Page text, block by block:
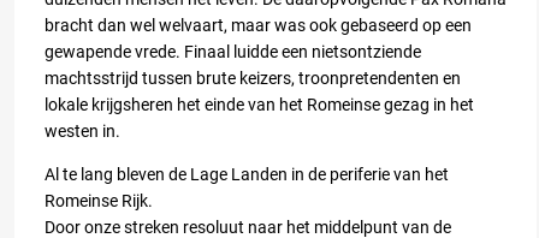
bracht dan wel welvaart, maar was ook gebaseerd op een
gewapende vrede. Finaal luidde een nietsontziende
machtsstrijd tussen brute keizers, troonpretendenten en
lokale krijgsheren het einde van het Romeinse gezag in het
westen in.
Al te lang bleven de Lage Landen in de periferie van het
Romeinse Rijk.
Door onze streken resoluut naar het middelpunt van de